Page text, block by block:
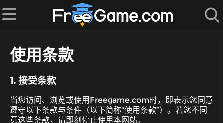
使用条款
1. 接受条款
当您访问、浏览或使用Freegame.com时，即表示您同意
遵守以下条款与条件（以下简称“使用条款”）。若您不同
意这些条款，请即刻停止使用本网站。